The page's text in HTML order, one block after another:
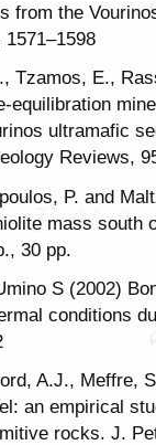
from the
Tzamos, E.,
equilibration
ultramafic
Reviews,
P. and
mass south
30 pp.
S (2002)
conditions
A.J., Meffre,
an empirical
rocks. J.